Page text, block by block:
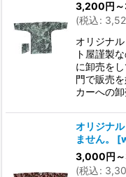
3,200円
(税込:
オリジナ
ト屋謹製
に卸売を
門で販売
カーへの
オリジナ
ません。
[
3,000円
(税込: